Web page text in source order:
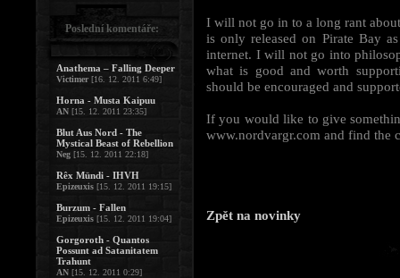
I will not go in to a long rant
is only released on Pirate Bay
internet. I will not go into
what is good and worth
should be encouraged and
If you would like to give
www.nordvargr.com and find the
Zpět na novinky
Poslední komentáře:
Anathema – Falling Deeper
Victimer[16. 12. 2011 6:49]
Horna - Musta Kaipuu
AN [15. 12. 2011 23:35]
Blut Aus Nord - The
Mystical Beast of Rebellion
Neg [15. 12. 2011 22:18]
Rêx Mündi - IHVH
Epizeuxis [15. 12. 2011 19:15]
Burzum - Fallen
Epizeuxis [15. 12. 2011 19:04]
Gorgoroth - Quantos
Possunt ad Satanitatem
Trahunt
AN [15. 12. 2011 0:29]